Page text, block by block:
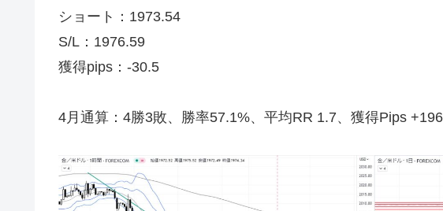
ショート：1973.54
S/L：1976.59
獲得pips：-30.5
4月通算：4勝3敗、勝率57.1%、平均RR 1.7、獲得Pips